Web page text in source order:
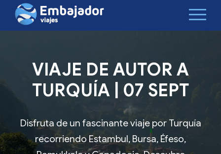
VIAJE DE AUTOR A
TURQUÍA | 07 SEPT
Disfruta de un fascinante viaje por Turquía
recorriendo Estambul, Bursa, Éfeso,